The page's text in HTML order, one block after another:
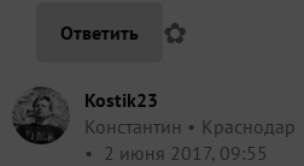
Ответить ✿
Kostik23
Константин
Краснодар
2 июня 2017, 09:55